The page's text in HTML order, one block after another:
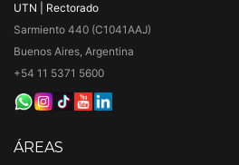
UTN | Rectorado
Sarmiento 440 (C1041AAJ)
Buenos Aires, Argentina
+54 11 5371 5600
ÁREAS